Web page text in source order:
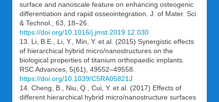
surface and nanoscale feature on enhancing osteogenic
differentiation and rapid osseointegration. J. of Mater. Sci.
& Technol., 63, 18–26.
https://doi.org/10.1016/j.jmst.2019.12.030
13. Li, B.E., Li, Y., Min, Y. et al. (2015) Synergistic effects
of hierarchical hybrid micro/nanostructures on the
biological properties of titanium orthopaedic implants.
RSC Advances, 5(61), 49552–49558.
https://doi.org/10.1039/C5RA05821J
14. Cheng, B., Niu, Q., Cui, Y. et al. (2017) Effects of
different hierarchical hybrid micro/nanostructure surfaces